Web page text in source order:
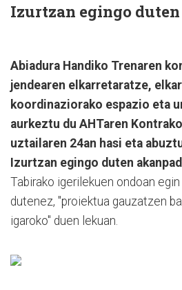
Izurtzan egingo
Abiadura Handiko Trenaren
jendearen elkarretaratze,
koordinaziorako espazio eta
aurkeztu du AHTaren
uztailaren 24an hasi eta
Izurtzan egingo duten
Tabirako igerilekuen ondoan
dutenez, "proiektua gauzatzen
igaroko" duen lekuan.